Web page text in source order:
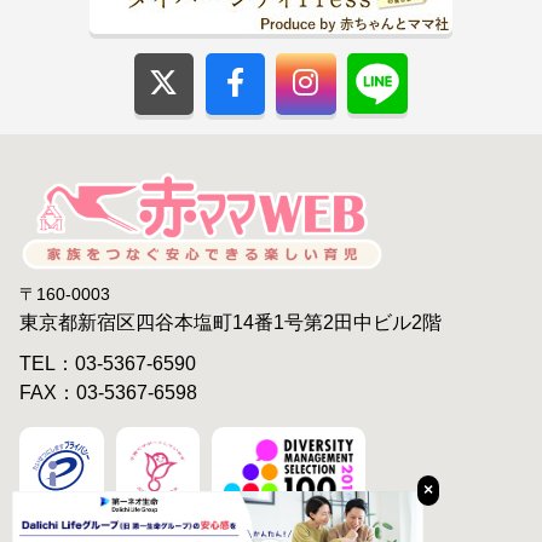
×
〒160-0003
東京都新宿区四谷本塩町14番1号第2田中ビル2階
TEL：03-5367-6590
FAX：03-5367-6598